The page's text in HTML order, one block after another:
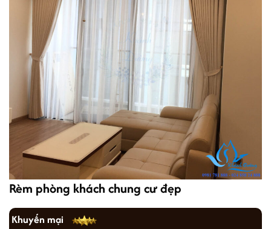
Rèm phòng khách chung cư đẹp
Khuyến mại